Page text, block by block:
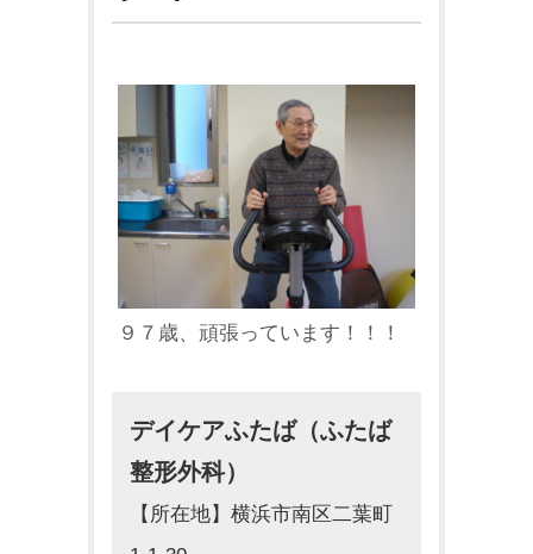
９７歳、頑張っています！！！
デイケアふたば（ふたば
整形外科）
【所在地】横浜市南区二葉町